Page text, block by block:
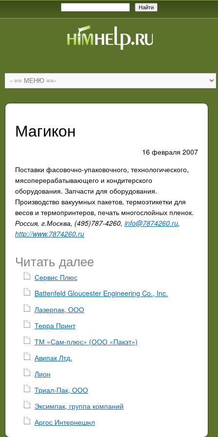
Магикон
16 февраля 2007
Поставки фасовочно-упаковочного, технологического,
мясоперерабатывающего и кондитерского
оборудования. Запчасти для оборудования.
Производство вакуумных пакетов, термоэтикетки для
весов и термопринтеров, печать многослойных пленок.
Россия, г.Москва, (495)787-4260, info@7874260.ru,
http://www.7874260.ru
Читать далее
Сервис Плюс
Battenfeld Gloucester Engineering Co., Inc.
Лазерпак, ООО
Терра Принт
ТМ «Сам-плюс» (ООО «Пакэт»)
Авипак Лтд.
Лион
Триал-Пак, ООО
Эксимпак, группа компаний
Аргос Интернешнл